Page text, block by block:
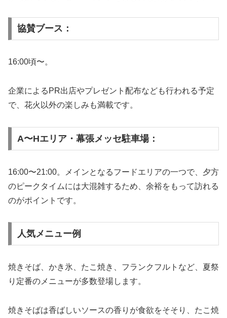
協賛ブース：
16:00頃〜。
企業によるPR出店やプレゼント配布なども行われる予定
で、花火以外の楽しみも満載です。
A〜Hエリア・幕張メッセ駐車場：
16:00〜21:00。メインとなるフードエリアの一つで、夕方
のピークタイムには大混雑するため、余裕をもって訪れる
のがポイントです。
人気メニュー例
焼きそば、かき氷、たこ焼き、フランクフルトなど、夏祭
り定番のメニューが多数登場します。
焼きそばは香ばしいソースの香りが食欲をそそり、たこ焼